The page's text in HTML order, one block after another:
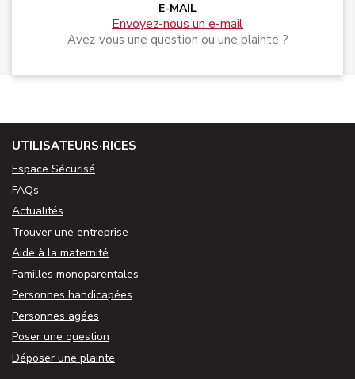
E-MAIL
Envoyez-nous un e-mail
Avez-vous une question ou une plainte ?
UTILISATEURS·RICES
Espace Sécurisé
FAQs
Actualités
Trouver une entreprise
Aide à la maternité
Familles monoparentales
Personnes handicapées
Personnes agées
Poser une question
Déposer une plainte